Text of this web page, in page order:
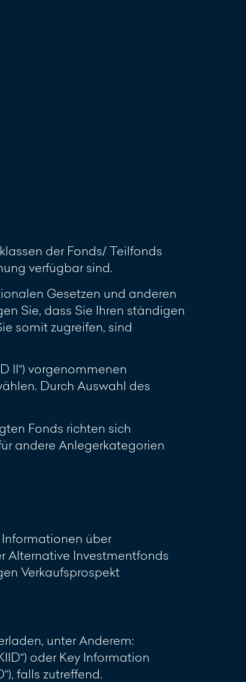
der Fonds/ Teilfonds
verfügbar sind.
Gesetzen und anderen
Sie, dass Sie Ihren ständigen
somit zugreifen, sind
II“) vorgenommenen
Durch Auswahl des
Fonds richten sich
andere Anlegerkategorien
über
Alternative Investmentfonds
Verkaufsprospekt
unter Anderem:
oder Key Information
falls zutreffend.